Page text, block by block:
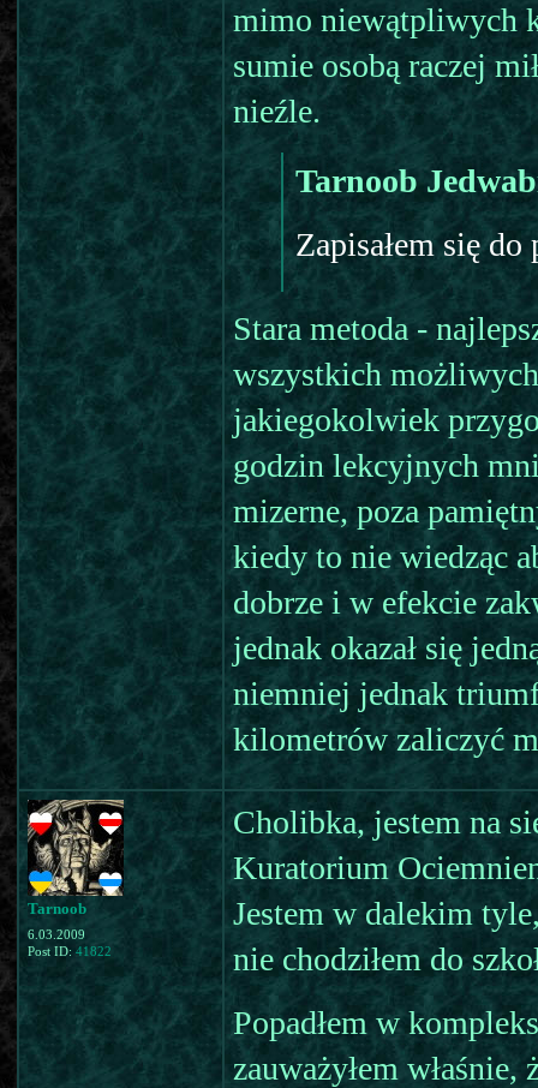
mimo niewątpliwych
sumie osobą raczej
nieźle.
Tarnoob
Zapisałem się
Stara metoda -
wszystkich
jakiegokolwiek
godzin lekcyjnych
mizerne, poza
kiedy to nie wiedząc
dobrze i w efekcie
jednak okazał się
niemniej jednak
kilometrów zaliczyć
Tarnoob
6.03.2009
Post ID: 41822
Cholibka, jestem na
Kuratorium
Jestem w dalekim
nie chodziłem do
Popadłem w
zauważyłem